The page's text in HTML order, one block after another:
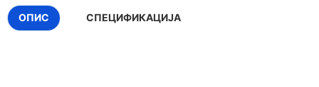
ОПИС СПЕЦИФИКАЦИЈА